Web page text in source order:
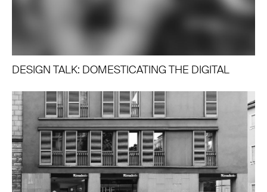
DESIGN TALK: DOMESTICATING THE DIGITAL